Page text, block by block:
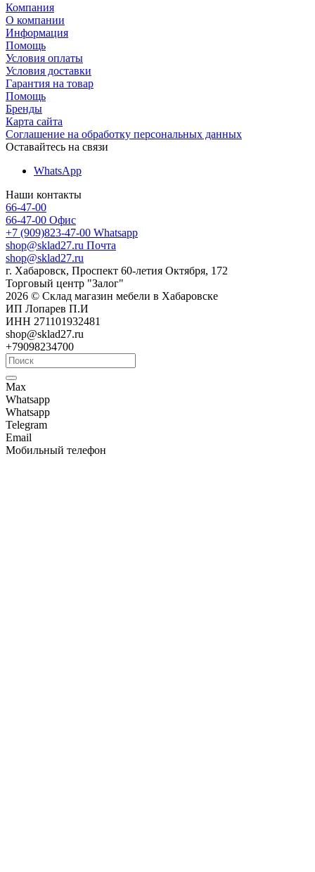
Компания
О компании
Информация
Помощь
Условия оплаты
Условия доставки
Гарантия на товар
Помощь
Бренды
Карта сайта
Соглашение на обработку персональных данных
Оставайтесь на связи
WhatsApp
Наши контакты
66-47-00
66-47-00 Офис
+7 (909)823-47-00 Whatsapp
shop@sklad27.ru Почта
shop@sklad27.ru
г. Хабаровск, Проспект 60-летия Октября, 172
Торговый центр "Залог"
2026 © Склад магазин мебели в Хабаровске
ИП Лопарев П.И
ИНН 271101932481
shop@sklad27.ru
+79098234700
Max
Whatsapp
Whatsapp
Telegram
Email
Мобильный телефон